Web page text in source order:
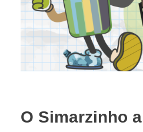
O Simarzinho